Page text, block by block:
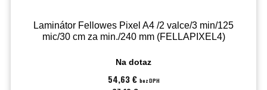
Laminátor Fellowes Pixel A4 /2 valce/3 min/125
mic/30 cm za min./240 mm (FELLAPIXEL4)
Na dotaz
54,63 € bez DPH